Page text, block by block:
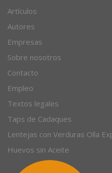
Artículos
Autores
Empresas
Sobre nosotros
Contacto
Empleo
Textos legales
Taps de Cadaques
Lentejas con Verduras Olla
Huevos sin Aceite